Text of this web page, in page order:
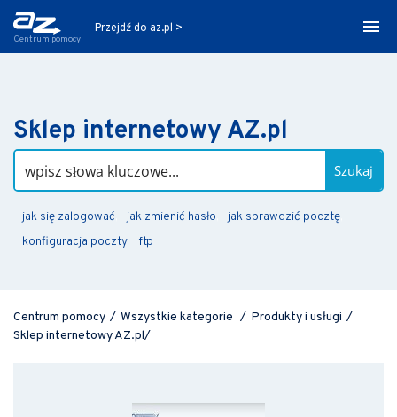
Centrum pomocy
Przejdź do az.pl >
Sklep internetowy AZ.pl
Szukaj
jak się zalogować jak zmienić hasło
jak sprawdzić pocztę
konfiguracja poczty
ftp
Centrum pomocy / Wszystkie kategorie / Produkty i usługi /
Sklep internetowy AZ.pl/